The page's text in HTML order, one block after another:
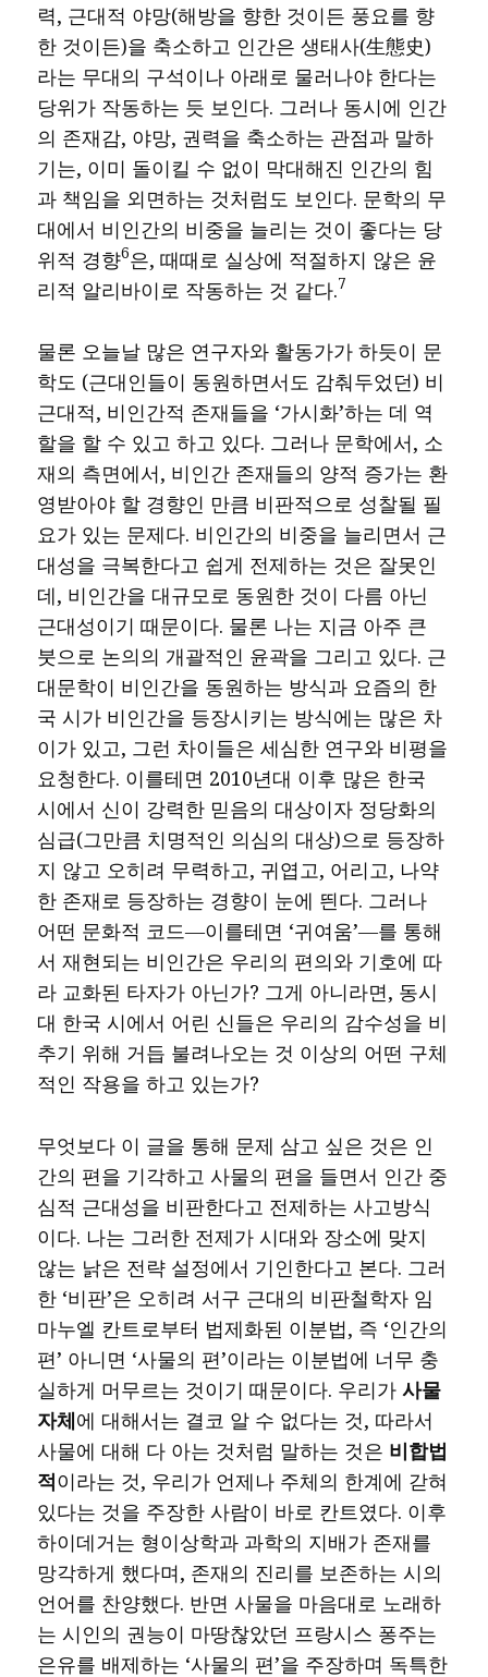
력, 근대적 야망(해방을 향한 것이든 풍요를 향
한 것이든)을 축소하고 인간은 생태사(生態史)
라는 무대의 구석이나 아래로 물러나야 한다는
당위가 작동하는 듯 보인다. 그러나 동시에 인간
의 존재감, 야망, 권력을 축소하는 관점과 말하
기는, 이미 돌이킬 수 없이 막대해진 인간의 힘
과 책임을 외면하는 것처럼도 보인다. 문학의 무
대에서 비인간의 비중을 늘리는 것이 좋다는 당
위적 경향6은, 때때로 실상에 적절하지 않은 윤
리적 알리바이로 작동하는 것 같다.7
물론 오늘날 많은 연구자와 활동가가 하듯이 문
학도 (근대인들이 동원하면서도 감춰두었던) 비
근대적, 비인간적 존재들을 ‘가시화’하는 데 역
할을 할 수 있고 하고 있다. 그러나 문학에서, 소
재의 측면에서, 비인간 존재들의 양적 증가는 환
영받아야 할 경향인 만큼 비판적으로 성찰될 필
요가 있는 문제다. 비인간의 비중을 늘리면서 근
대성을 극복한다고 쉽게 전제하는 것은 잘못인
데, 비인간을 대규모로 동원한 것이 다름 아닌
근대성이기 때문이다. 물론 나는 지금 아주 큰
붓으로 논의의 개괄적인 윤곽을 그리고 있다. 근
대문학이 비인간을 동원하는 방식과 요즘의 한
국 시가 비인간을 등장시키는 방식에는 많은 차
이가 있고, 그런 차이들은 세심한 연구와 비평을
요청한다. 이를테면 2010년대 이후 많은 한국
시에서 신이 강력한 믿음의 대상이자 정당화의
심급(그만큼 치명적인 의심의 대상)으로 등장하
지 않고 오히려 무력하고, 귀엽고, 어리고, 나약
한 존재로 등장하는 경향이 눈에 띈다. 그러나
어떤 문화적 코드―이를테면 ‘귀여움’―를 통해
서 재현되는 비인간은 우리의 편의와 기호에 따
라 교화된 타자가 아닌가? 그게 아니라면, 동시
대 한국 시에서 어린 신들은 우리의 감수성을 비
추기 위해 거듭 불려나오는 것 이상의 어떤 구체
적인 작용을 하고 있는가?
무엇보다 이 글을 통해 문제 삼고 싶은 것은 인
간의 편을 기각하고 사물의 편을 들면서 인간 중
심적 근대성을 비판한다고 전제하는 사고방식
이다. 나는 그러한 전제가 시대와 장소에 맞지
않는 낡은 전략 설정에서 기인한다고 본다. 그러
한 ‘비판’은 오히려 서구 근대의 비판철학자 임
마누엘 칸트로부터 법제화된 이분법, 즉 ‘인간의
편’ 아니면 ‘사물의 편’이라는 이분법에 너무 충
실하게 머무르는 것이기 때문이다. 우리가사물
자체에 대해서는 결코 알 수 없다는 것, 따라서
사물에 대해 다 아는 것처럼 말하는 것은 비합법
적이라는 것, 우리가 언제나 주체의 한계에 갇혀
있다는 것을 주장한 사람이 바로 칸트였다. 이후
하이데거는 형이상학과 과학의 지배가 존재를
망각하게 했다며, 존재의 진리를 보존하는 시의
언어를 찬양했다. 반면 사물을 마음대로 노래하
는 시인의 권능이 마땅찮았던 프랑시스 퐁주는
은유를 배제하는 ‘사물의 편’을 주장하며 독특한